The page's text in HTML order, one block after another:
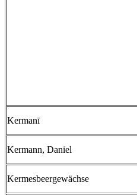
Kermanī
Kermann, Daniel
Kermesbeergewächse